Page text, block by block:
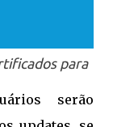
para
serão